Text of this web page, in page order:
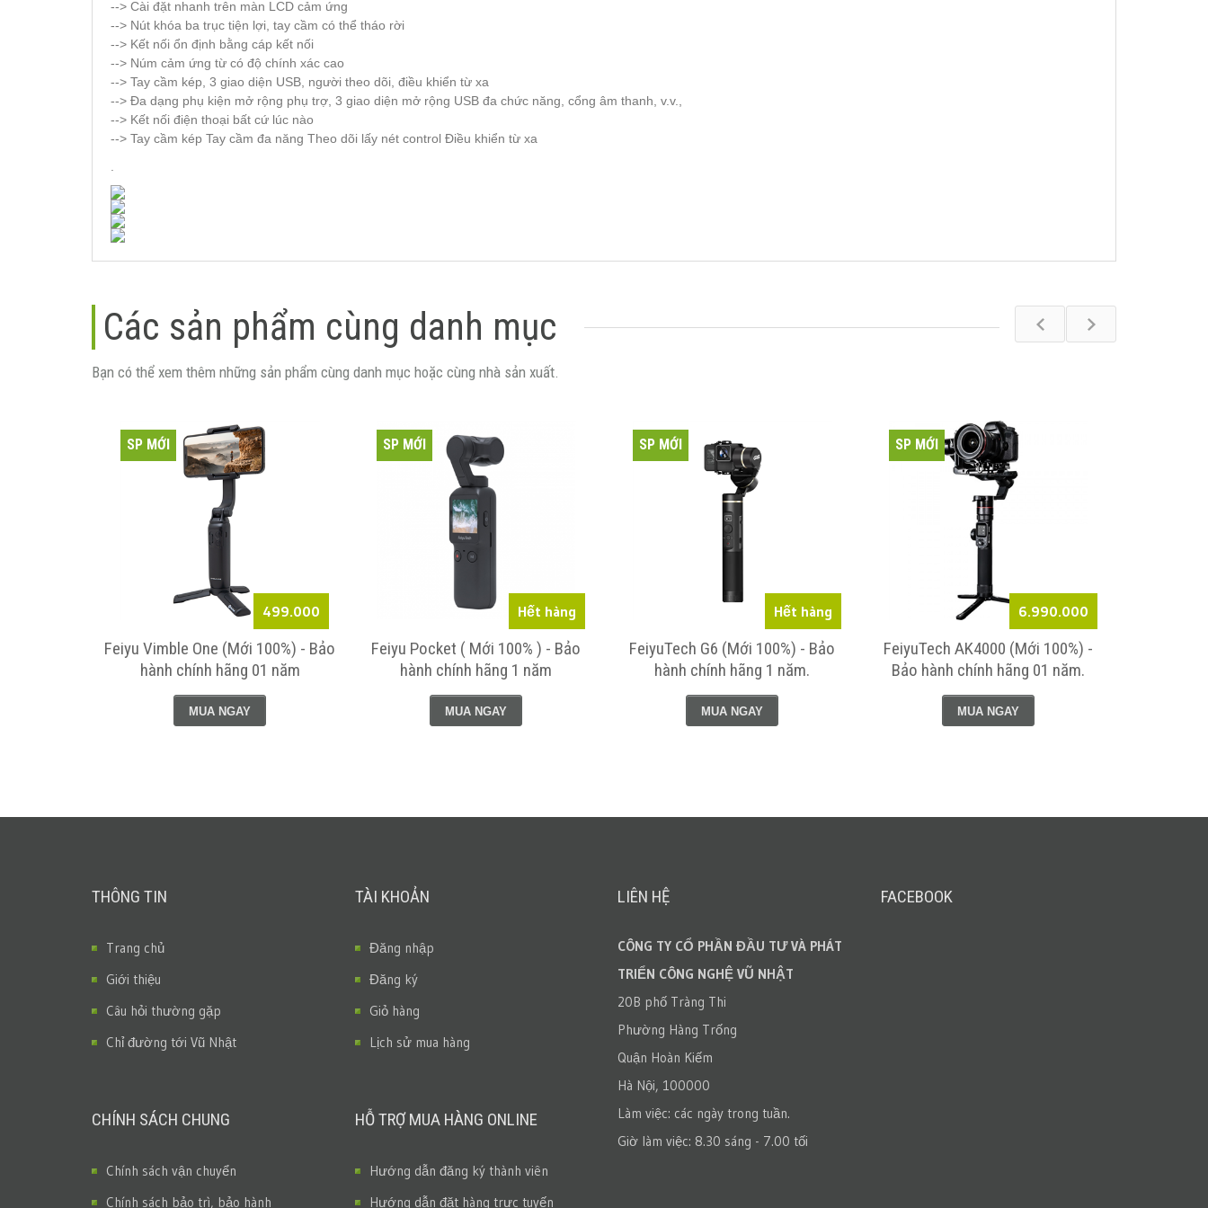
--> Cài đặt nhanh trên màn LCD cảm ứng
--> Nút khóa ba trục tiện lợi, tay cầm có thể tháo rời
--> Kết nối ổn định bằng cáp kết nối
--> Núm cảm ứng từ có độ chính xác cao
--> Tay cầm kép, 3 giao diện USB, người theo dõi, điều khiển từ xa
--> Đa dạng phụ kiện mở rộng phụ trợ, 3 giao diện mở rộng USB đa chức năng, cổng âm thanh, v.v.,
--> Kết nối điện thoại bất cứ lúc nào
--> Tay cầm kép Tay cầm đa năng Theo dõi lấy nét control Điều khiển từ xa
Các sản phẩm cùng danh mục
Bạn có thể xem thêm những sản phẩm cùng danh mục hoặc cùng nhà sản xuất.
499.000
SP MỚI
Feiyu Vimble One (Mới 100%) - Bảo
hành chính hãng 01 năm
MUA NGAY
Hết hàng
SP MỚI
Feiyu Pocket ( Mới 100% ) - Bảo
hành chính hãng 1 năm
MUA NGAY
Hết hàng
SP MỚI
FeiyuTech G6 (Mới 100%) - Bảo
hành chính hãng 1 năm.
MUA NGAY
6.990.000
SP MỚI
FeiyuTech AK4000 (Mới 100%) -
Bảo hành chính hãng 01 năm.
MUA NGAY
THÔNG TIN
Trang chủ
Giới thiệu
Câu hỏi thường gặp
Chỉ đường tới Vũ Nhật
CHÍNH SÁCH CHUNG
Chính sách vận chuyển
Chính sách bảo trì, bảo hành
TÀI KHOẢN
Đăng nhập
Đăng ký
Giỏ hàng
Lịch sử mua hàng
HỖ TRỢ MUA HÀNG ONLINE
Hướng dẫn đăng ký thành viên
Hướng dẫn đặt hàng trực tuyến
LIÊN HỆ
CÔNG TY CỔ PHẦN ĐẦU TƯ VÀ PHÁT
TRIỂN CÔNG NGHỆ VŨ NHẬT
20B phố Tràng Thi
Phường Hàng Trống
Quận Hoàn Kiếm
Hà Nội, 100000
Làm việc: các ngày trong tuần.
Giờ làm việc: 8.30 sáng - 7.00 tối
FACEBOOK